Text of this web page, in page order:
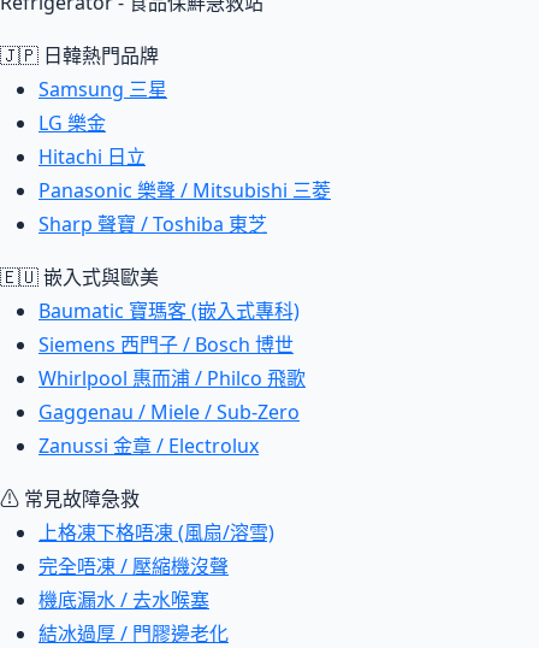
🇯🇵 日韓熱門品牌
Samsung 三星
LG 樂金
Hitachi 日立
Panasonic 樂聲 / Mitsubishi 三菱
Sharp 聲寶 / Toshiba 東芝
🇪🇺 嵌入式與歐美
Baumatic 寶瑪客 (嵌入式專科)
Siemens 西門子 / Bosch 博世
Whirlpool 惠而浦 / Philco 飛歌
Gaggenau / Miele / Sub-Zero
Zanussi 金章 / Electrolux
⚠ 常見故障急救
上格凍下格唔凍 (風扇/溶雪)
完全唔凍 / 壓縮機沒聲
機底漏水 / 去水喉塞
結冰過厚 / 門膠邊老化